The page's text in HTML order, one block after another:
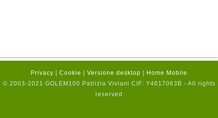
Privacy Cookie Versione desktop
Home Mobile
© 2003-2021 GOLEM100 Patrizia Viviani CIF: Y4617063B - All rights
reserved